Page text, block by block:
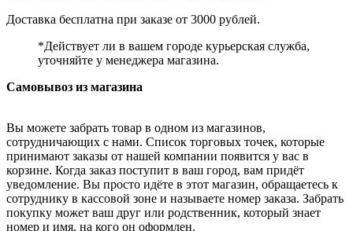
Доставка бесплатна при заказе от 3000 рублей.
*Действует ли в вашем городе курьерская служба,
уточняйте у менеджера магазина.
Самовывоз из магазина
Вы можете забрать товар в одном из магазинов,
сотрудничающих с нами. Список торговых точек, которые
принимают заказы от нашей компании появится у вас в
корзине. Когда заказ поступит в ваш город, вам придёт
уведомление. Вы просто идёте в этот магазин, обращаетесь к
сотруднику в кассовой зоне и называете номер заказа. Забрать
покупку может ваш друг или родственник, который знает
номер и имя, на кого он оформлен.